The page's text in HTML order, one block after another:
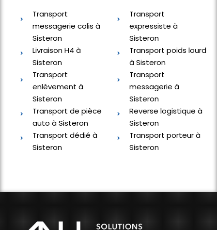
Transport
messagerie colis à
Sisteron
Livraison H4 à
Sisteron
Transport
enlèvement à
Sisteron
Transport de pièce
auto à Sisteron
Transport dédié à
Sisteron
Transport
expressiste à
Sisteron
Transport poids lourd
à Sisteron
Transport
messagerie à
Sisteron
Reverse logistique à
Sisteron
Transport porteur à
Sisteron